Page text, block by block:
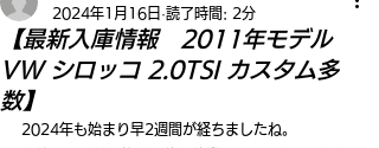
【最新入庫情報 2011年モデル
VW シロッコ 2.0TSI カスタム多
数】
2024年1月16日 読了時間: 2分
2024年も始まり早2週間が経ちましたね。